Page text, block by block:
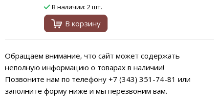
В наличии: 2 шт.
В корзину
Обращаем внимание, что сайт может содержать
неполную информацию о товарах в наличии!
Позвоните нам по телефону +7 (343) 351-74-81 или
заполните форму ниже и мы перезвоним вам.